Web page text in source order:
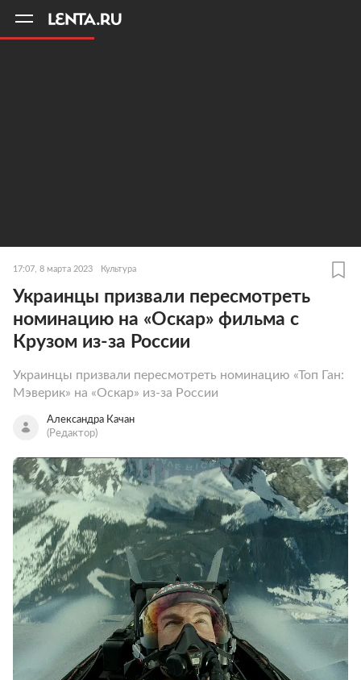
17:07, 8 марта 2023 Культура
Украинцы призвали пересмотреть
номинацию на «Оскар» фильма с
Крузом из-за России
Украинцы призвали пересмотреть номинацию «Топ Ган:
Мэверик» на «Оскар» из-за России
Александра Качан
(Редактор)